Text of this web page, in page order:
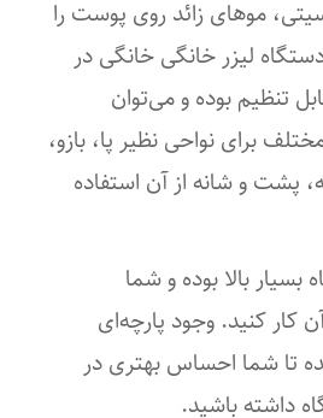
موهای زائد روی پوست را
لیزر خانگی خانگی در
تنظیم بوده و می‌توان
برای نواحی نظیر پا، بازو،
پشت و شانه از آن استفاده
بالا بوده و شما
کار کنید. وجود پارچه‌ای
تا شما احساس بهتری در
داشته باشید.